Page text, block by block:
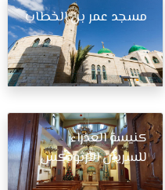
مسجد عمر بن الخطاب
كنيسة العذراء
للسريان الأرثوذكس